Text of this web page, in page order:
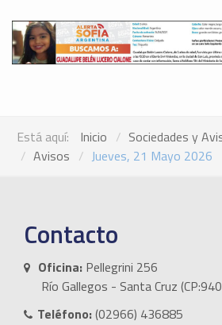
Está aquí: Inicio
Sociedades y
Avisos
Jueves, 21 Mayo 2026
Contacto
Oficina: Pellegrini 256
Río Gallegos - Santa Cruz
Teléfono:(02966) 436885